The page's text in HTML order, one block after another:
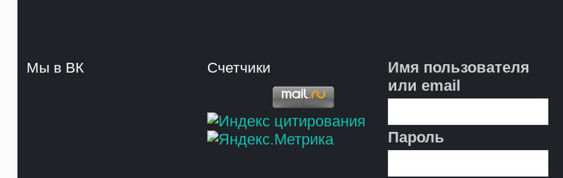
Мы в ВК Счетчики
Имя пользователя
или email
Пароль